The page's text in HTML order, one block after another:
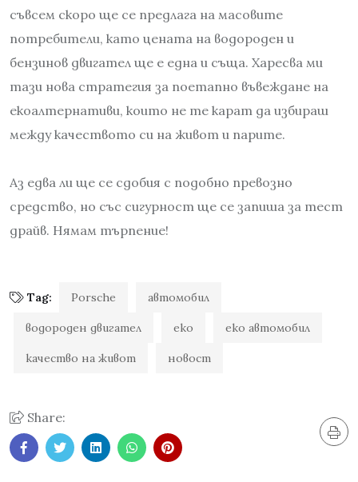
съвсем скоро ще се предлага на масовите
потребители, като цената на водороден и
бензинов двигател ще е една и съща. Харесва ми
тази нова стратегия за поетапно въвеждане на
екоалтернативи, които не те карат да избираш
между качеството си на живот и парите.
Аз едва ли ще се сдобия с подобно превозно
средство, но със сигурност ще се запиша за тест
драйв. Нямам търпение!
Tag: Porsche автомобил
водороден двигател еко еко автомобил
качество на живот новост
Share: